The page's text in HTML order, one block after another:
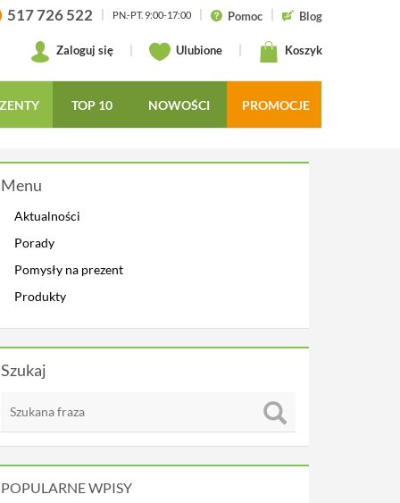
517 726 522 PN.-PT. 9:00-17:00 Pomoc Blog
Zaloguj się Ulubione Koszyk
TOP 10 NOWOŚCI PROMOCJE
Menu
Aktualności
Porady
Pomysły na prezent
Produkty
Szukaj
POPULARNE WPISY